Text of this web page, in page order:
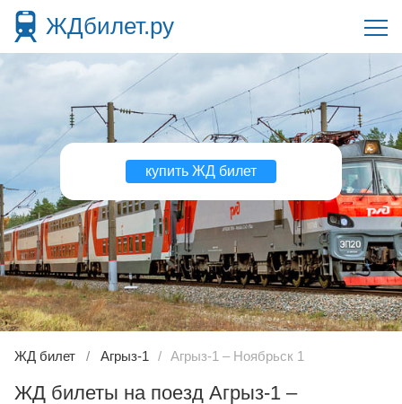
ЖДбилет.ру
купить ЖД билет
ЖД билет Агрыз-1 Агрыз-1 – Ноябрьск 1
ЖД билеты на поезд Агрыз-1 –